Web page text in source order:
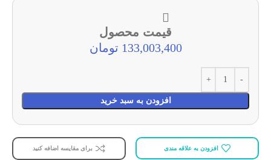
قیمت محصول
133,003,400 تومان
افزودن به سبد خرید
افزودن به علاقه مندی برای مقایسه اضافه کنید